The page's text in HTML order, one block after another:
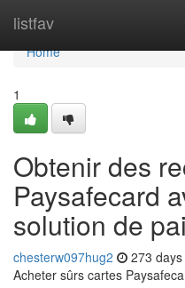
listfav
Home
Home
1
Obtenir des
Paysafecard
solution de
chesterw097hug2 273
Acheter sûrs cartes